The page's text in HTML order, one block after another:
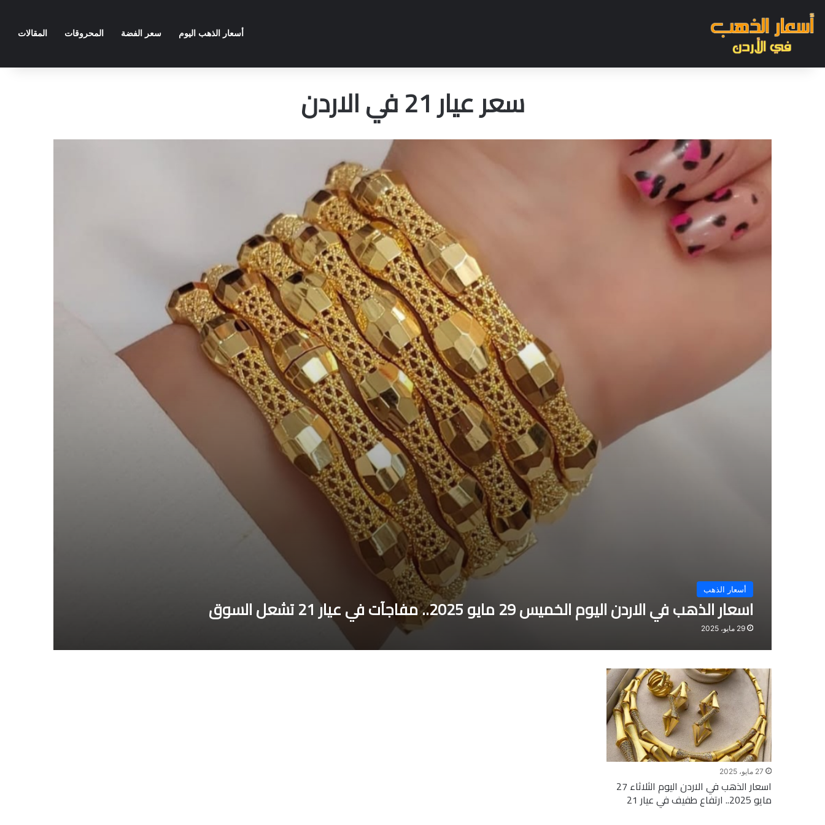
أسعار الذهب اليوم سعر الفضة المحروقات المقالات
سعر عيار 21 في الاردن
أسعار الذهب
اسعار الذهب في الاردن اليوم الخميس 29 مايو 2025.. مفاجآت في عيار 21 تشعل السوق
29 مايو، 2025
27 مايو، 2025
اسعار الذهب في الاردن اليوم الثلاثاء 27
مايو 2025.. ارتفاع طفيف في عيار 21